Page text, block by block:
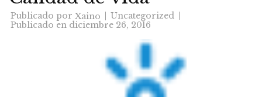
Publicado por Xaino
Uncategorized
Publicado en diciembre 26, 2016